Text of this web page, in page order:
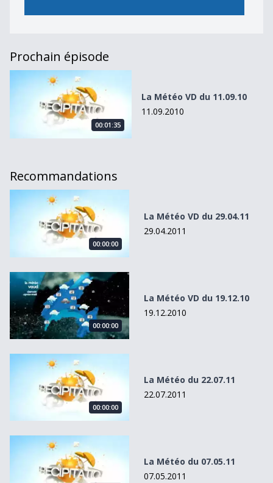
Prochain épisode
La Météo VD du 11.09.10
00:01:35
La Météo VD du 11.09.10
11.09.2010
Recommandations
La Météo VD du 29.04.11
00:00:00
La Météo VD du 29.04.11
29.04.2011
La Météo VD du 19.12.10
00:00:00
La Météo VD du 19.12.10
19.12.2010
La Météo du 22.07.11
00:00:00
La Météo du 22.07.11
22.07.2011
La Météo du 07.05.11
La Météo du 07.05.11
07.05.2011